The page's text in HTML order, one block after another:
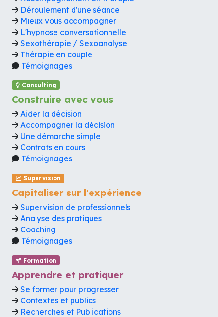
Déroulement d'une séance
Mieux vous accompagner
L'hypnose conversationnelle
Sexothérapie / Sexoanalyse
Thérapie en couple
Témoignages
Consulting
Construire avec vous
Aider la décision
Accompagner la décision
Une démarche simple
Contrats en cours
Témoignages
Supervision
Capitaliser sur l'expérience
Supervision de professionnels
Analyse des pratiques
Coaching
Témoignages
Formation
Apprendre et pratiquer
Se former pour progresser
Contextes et publics
Recherches et Publications